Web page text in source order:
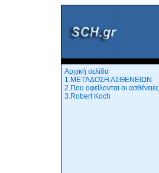
Αρχική σελίδα
1.ΜΕΤΆΔΟΣΗ ΑΣΘΕΝΕΙΩΝ
2.Που οφείλονται οι ασθένειες
3.Robert Koch